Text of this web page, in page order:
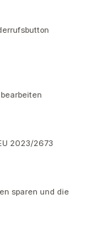
2023/2673
sparen und die